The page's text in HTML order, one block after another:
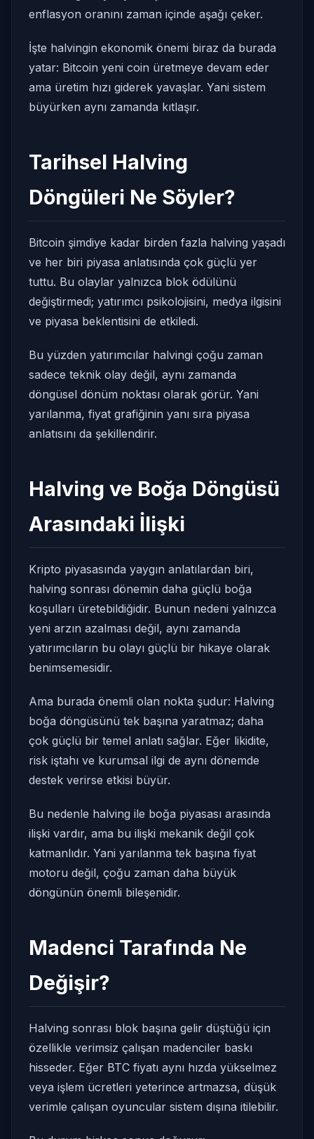
enflasyon oranını zaman içinde aşağı çeker.
İşte halvingin ekonomik önemi biraz da burada
yatar: Bitcoin yeni coin üretmeye devam eder
ama üretim hızı giderek yavaşlar. Yani sistem
büyürken aynı zamanda kıtlaşır.
Tarihsel Halving
Döngüleri Ne Söyler?
Bitcoin şimdiye kadar birden fazla halving yaşadı
ve her biri piyasa anlatısında çok güçlü yer
tuttu. Bu olaylar yalnızca blok ödülünü
değiştirmedi; yatırımcı psikolojisini, medya ilgisini
ve piyasa beklentisini de etkiledi.
Bu yüzden yatırımcılar halvingi çoğu zaman
sadece teknik olay değil, aynı zamanda
döngüsel dönüm noktası olarak görür. Yani
yarılanma, fiyat grafiğinin yanı sıra piyasa
anlatısını da şekillendirir.
Halving ve Boğa Döngüsü
Arasındaki İlişki
Kripto piyasasında yaygın anlatılardan biri,
halving sonrası dönemin daha güçlü boğa
koşulları üretebildiğidir. Bunun nedeni yalnızca
yeni arzın azalması değil, aynı zamanda
yatırımcıların bu olayı güçlü bir hikaye olarak
benimsemesidir.
Ama burada önemli olan nokta şudur: Halving
boğa döngüsünü tek başına yaratmaz; daha
çok güçlü bir temel anlatı sağlar. Eğer likidite,
risk iştahı ve kurumsal ilgi de aynı dönemde
destek verirse etkisi büyür.
Bu nedenle halving ile boğa piyasası arasında
ilişki vardır, ama bu ilişki mekanik değil çok
katmanlıdır. Yani yarılanma tek başına fiyat
motoru değil, çoğu zaman daha büyük
döngünün önemli bileşenidir.
Madenci Tarafında Ne
Değişir?
Halving sonrası blok başına gelir düştüğü için
özellikle verimsiz çalışan madenciler baskı
hisseder. Eğer BTC fiyatı aynı hızda yükselmez
veya işlem ücretleri yeterince artmazsa, düşük
verimle çalışan oyuncular sistem dışına itilebilir.